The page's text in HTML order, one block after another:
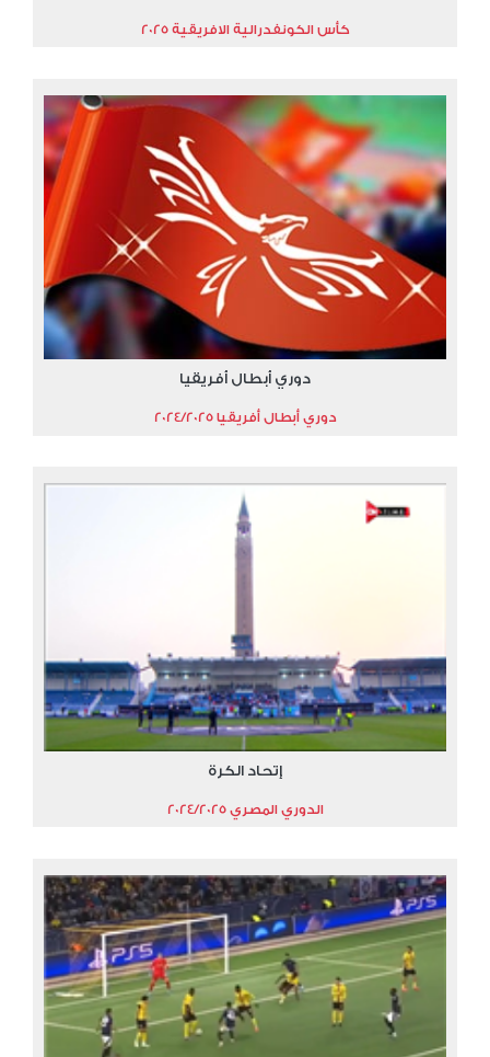
كأس الكونفدرالية الافريقية 2025
دوري أبطال أفريقيا
دوري أبطال أفريقيا 2024/2025
إتحاد الكرة
الدوري المصري 2024/2025